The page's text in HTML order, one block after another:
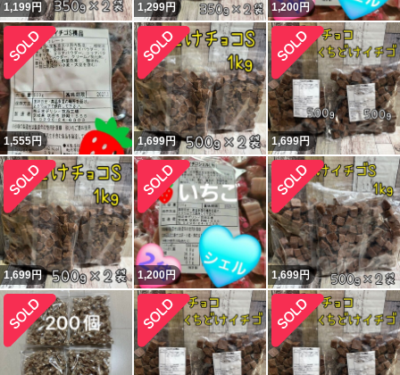
1,199円 1,299円 1,200円
1,555円 1,699円 1,699円
1,699円 1,200円 1,699円